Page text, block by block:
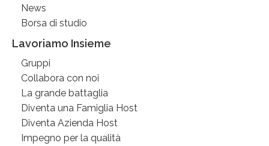
News
Borsa di studio
Lavoriamo Insieme
Gruppi
Collabora con noi
La grande battaglia
Diventa una Famiglia Host
Diventa Azienda Host
Impegno per la qualità